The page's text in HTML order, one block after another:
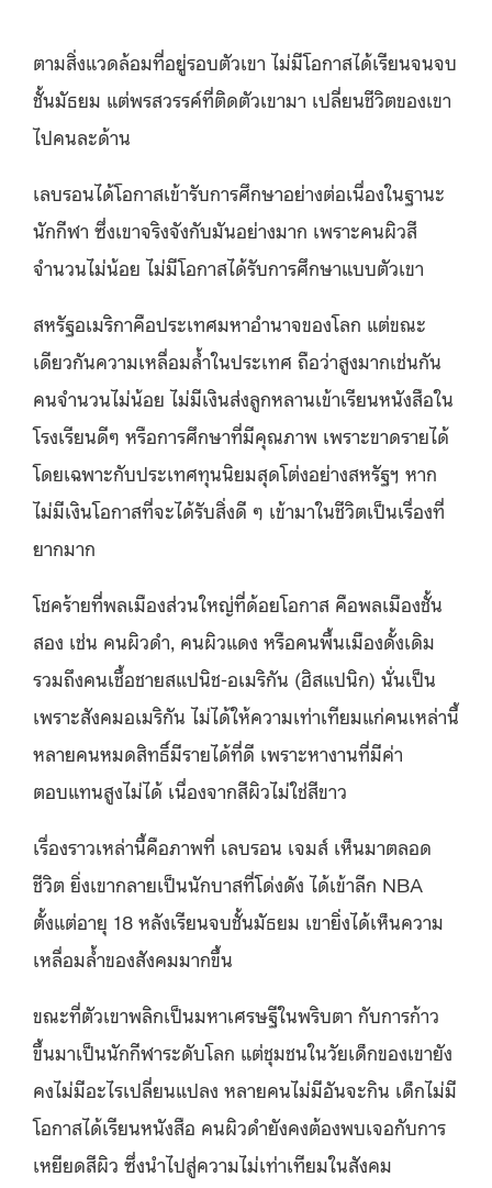
ตามสิ่งแวดล้อมที่อยู่รอบตัวเขา ไม่มีโอกาสได้เรียนจนจบ
ชั้นมัธยม แต่พรสวรรค์ที่ติดตัวเขามา เปลี่ยนชีวิตของเขา
ไปคนละด้าน
เลบรอนได้โอกาสเข้ารับการศึกษาอย่างต่อเนื่องในฐานะ
นักกีฬา ซึ่งเขาจริงจังกับมันอย่างมาก เพราะคนผิวสี
จำนวนไม่น้อย ไม่มีโอกาสได้รับการศึกษาแบบตัวเขา
สหรัฐอเมริกาคือประเทศมหาอำนาจของโลก แต่ขณะ
เดียวกันความเหลื่อมล้ำในประเทศ ถือว่าสูงมากเช่นกัน
คนจำนวนไม่น้อย ไม่มีเงินส่งลูกหลานเข้าเรียนหนังสือใน
โรงเรียนดีๆ หรือการศึกษาที่มีคุณภาพ เพราะขาดรายได้
โดยเฉพาะกับประเทศทุนนิยมสุดโต่งอย่างสหรัฐฯ หาก
ไม่มีเงินโอกาสที่จะได้รับสิ่งดี ๆ เข้ามาในชีวิตเป็นเรื่องที่
ยากมาก
โชคร้ายที่พลเมืองส่วนใหญ่ที่ด้อยโอกาส คือพลเมืองชั้น
สอง เช่น คนผิวดำ, คนผิวแดง หรือคนพื้นเมืองดั้งเดิม
รวมถึงคนเชื้อชายสแปนิช-อเมริกัน (ฮิสแปนิก) นั่นเป็น
เพราะสังคมอเมริกัน ไม่ได้ให้ความเท่าเทียมแก่คนเหล่านี้
หลายคนหมดสิทธิ์มีรายได้ที่ดี เพราะหางานที่มีค่า
ตอบแทนสูงไม่ได้ เนื่องจากสีผิวไม่ใช่สีขาว
เรื่องราวเหล่านี้คือภาพที่ เลบรอน เจมส์ เห็นมาตลอด
ชีวิต ยิ่งเขากลายเป็นนักบาสที่โด่งดัง ได้เข้าลีก NBA
ตั้งแต่อายุ 18 หลังเรียนจบชั้นมัธยม เขายิ่งได้เห็นความ
เหลื่อมล้ำของสังคมมากขึ้น
ขณะที่ตัวเขาพลิกเป็นมหาเศรษฐีในพริบตา กับการก้าว
ขึ้นมาเป็นนักกีฬาระดับโลก แต่ชุมชนในวัยเด็กของเขายัง
คงไม่มีอะไรเปลี่ยนแปลง หลายคนไม่มีอันจะกิน เด็กไม่มี
โอกาสได้เรียนหนังสือ คนผิวดำยังคงต้องพบเจอกับการ
เหยียดสีผิว ซึ่งนำไปสู่ความไม่เท่าเทียมในสังคม